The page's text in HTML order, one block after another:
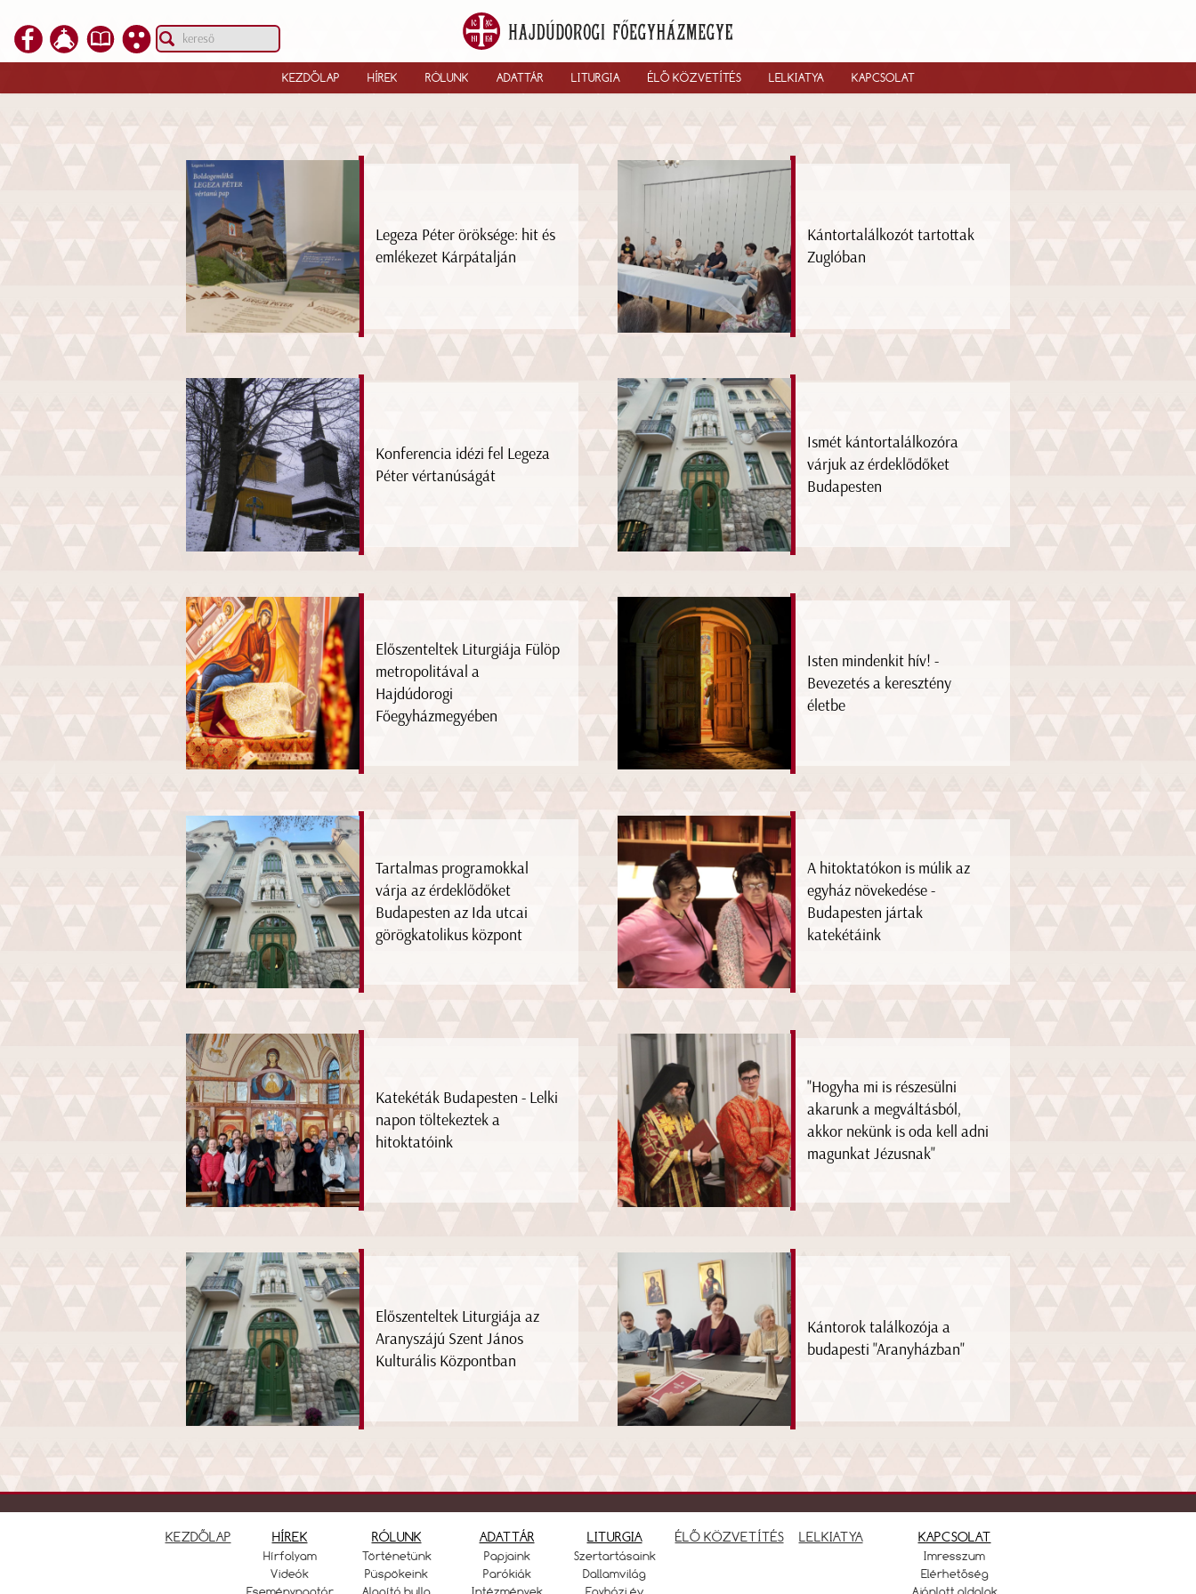
KEZDŐLAP HÍREK RÓLUNK ADATTÁR LITURGIA ÉLŐ KÖZVETÍTÉS LELKIATYA KAPCSOLAT
Legeza Péter öröksége: hit és
emlékezet Kárpátalján
Kántortalálkozót tartottak
Zuglóban
Konferencia idézi fel Legeza
Péter vértanúságát
Ismét kántortalálkozóra
várjuk az érdeklődőket
Budapesten
Előszenteltek Liturgiája Fülöp
metropolitával a
Hajdúdorogi
Főegyházmegyében
Isten mindenkit hív! -
Bevezetés a keresztény
életbe
Tartalmas programokkal
várja az érdeklődőket
Budapesten az Ida utcai
görögkatolikus központ
A hitoktatókon is múlik az
egyház növekedése -
Budapesten jártak
katekétáink
Katekéták Budapesten - Lelki
napon töltekeztek a
hitoktatóink
"Hogyha mi is részesülni
akarunk a megváltásból,
akkor nekünk is oda kell adni
magunkat Jézusnak"
Előszenteltek Liturgiája az
Aranyszájú Szent János
Kulturális Központban
Kántorok találkozója a
budapesti "Aranyházban"
KEZDŐLAP HÍREK
Hírfolyam
Videók
RÓLUNK
Történetünk
Püspökeink
ADATTÁR
Papjaink
Parókiák
LITURGIA
Szertartásaink
Dallamvilág
ÉLŐ KÖZVETÍTÉS LELKIATYA KAPCSOLAT
Imresszum
Elérhetőség